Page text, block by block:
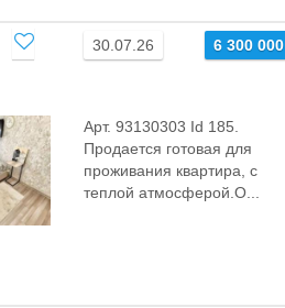
30.07.26 6 300 000
Арт. 93130303 Id 185.
Продается готовая для
проживания квартира, с
теплой атмосферой.О...